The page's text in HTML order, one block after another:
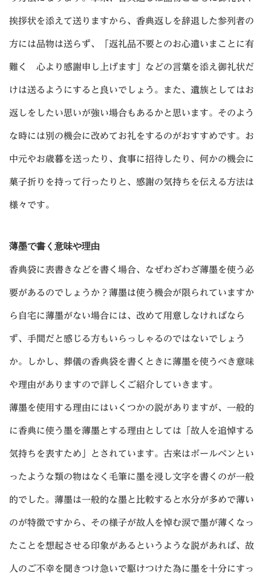
挨拶状を添えて送りますから、香典返しを辞退した参列者の
方には品物は送らず、「返礼品不要とのお心遣いまことに有
難く 心より感謝申し上げます」などの言葉を添え御礼状だ
けは送るようにすると良いでしょう。また、遺族としてはお
返しをしたい思いが強い場合もあるかと思います。そのよう
な時には別の機会に改めてお礼をするのがおすすめです。お
中元やお歳暮を送ったり、食事に招待したり、何かの機会に
菓子折りを持って行ったりと、感謝の気持ちを伝える方法は
様々です。
薄墨で書く意味や理由
香典袋に表書きなどを書く場合、なぜわざわざ薄墨を使う必
要があるのでしょうか？薄墨は使う機会が限られていますか
ら自宅に薄墨がない場合には、改めて用意しなければなら
ず、手間だと感じる方もいらっしゃるのではないでしょう
か。しかし、葬儀の香典袋を書くときに薄墨を使うべき意味
や理由がありますので詳しくご紹介していきます。
薄墨を使用する理由にはいくつかの説がありますが、一般的
に香典に使う墨を薄墨とする理由としては「故人を追悼する
気持ちを表すため」とされています。古来はボールペンとい
ったような類の物はなく毛筆に墨を浸し文字を書くのが一般
的でした。薄墨は一般的な墨と比較すると水分が多めで薄い
のが特徴ですから、その様子が故人を悼む涙で墨が薄くなっ
たことを想起させる印象があるというような説があれば、故
人のご不幸を聞きつけ急いで駆けつけた為に墨を十分にすっ